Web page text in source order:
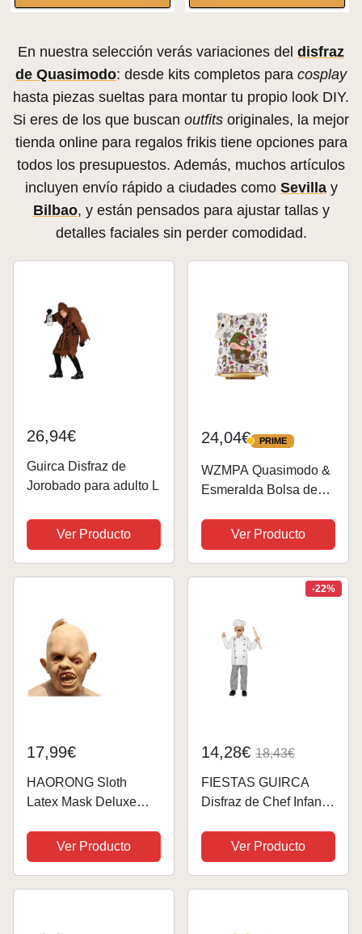
En nuestra selección verás variaciones del disfraz
de Quasimodo: desde kits completos para cosplay
hasta piezas sueltas para montar tu propio look DIY.
Si eres de los que buscan outfits originales, la mejor
tienda online para regalos frikis tiene opciones para
todos los presupuestos. Además, muchos artículos
incluyen envío rápido a ciudades como Sevillay
Bilbao, y están pensados para ajustar tallas y
detalles faciales sin perder comodidad.
26,94€
Guirca Disfraz de
Jorobado para adulto L
Ver Producto
24,04€ PRIME
PRIME
WZMPA Quasimodo &
Esmeralda Bolsa de
Phoebus Fans Gift
Frollo & Esmeralda
Bolsa de comestibles
reutilizable Quasimodo
Large
Ver Producto
17,99€
HAORONG Sloth
Latex Mask Deluxe
Disfraces de
Halloween 1980's 80's
Ver Producto
-22%
14,28€ 18,43€
FIESTAS GUIRCA
Disfraz de Chef Infantil
Ver Producto